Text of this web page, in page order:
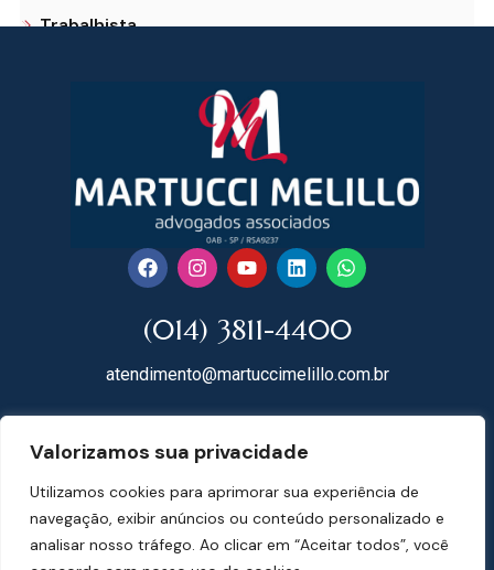
Valorizamos sua privacidade
Utilizamos cookies para aprimorar sua experiência de
navegação, exibir anúncios ou conteúdo personalizado e
analisar nosso tráfego. Ao clicar em “Aceitar todos”, você
Trabalhista
(014) 3811-4400
atendimento@martuccimelillo.com.br
18602-091 Centro – Botucatu – SP